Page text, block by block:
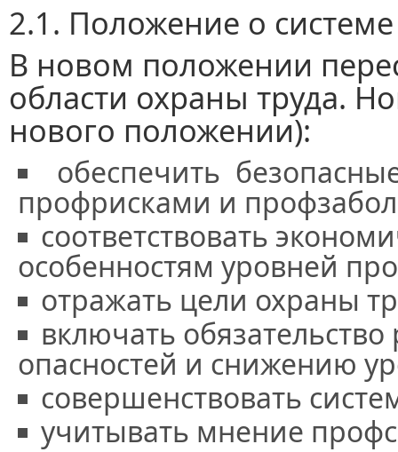
2.1. Положение о
В новом положении
области охраны труда.
нового положении):
обеспечить
профрисками и
соответствовать
особенностям уровней
отражать цели охраны
включать
опасностей и снижению
совершенствовать
учитывать мнение